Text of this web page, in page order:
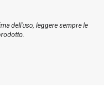
dell'uso, leggere sempre le